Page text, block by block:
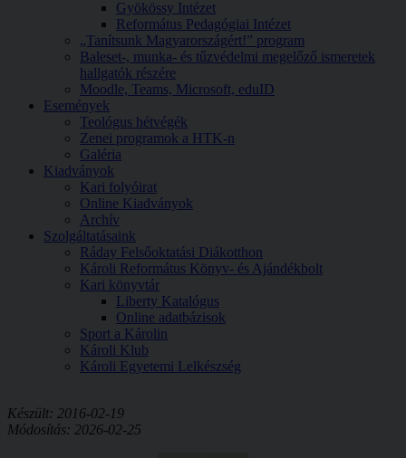
Gyökössy Intézet
Református Pedagógiai Intézet
„Tanítsunk Magyarországért!” program
Baleset-, munka- és tűzvédelmi megelőző ismeretek
hallgatók részére
Moodle, Teams, Microsoft, eduID
Események
Teológus hétvégék
Zenei programok a HTK-n
Galéria
Kiadványok
Kari folyóirat
Online Kiadványok
Archív
Szolgáltatásaink
Ráday Felsőoktatási Diákotthon
Károli Református Könyv- és Ajándékbolt
Kari könyvtár
Liberty Katalógus
Online adatbázisok
Sport a Károlin
Károli Klub
Károli Egyetemi Lelkészség
Készült: 2016-02-19
Módosítás: 2026-02-25